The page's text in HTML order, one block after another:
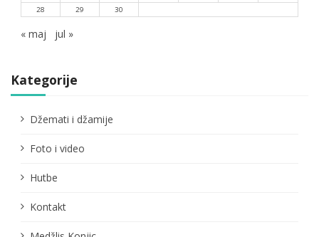
28
29 30
« maj jul »
Kategorije
Džemati i džamije
Foto i video
Hutbe
Kontakt